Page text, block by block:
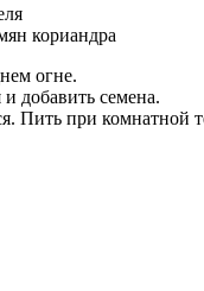
кориандра
огне.
добавить семена.
Пить при комнатной